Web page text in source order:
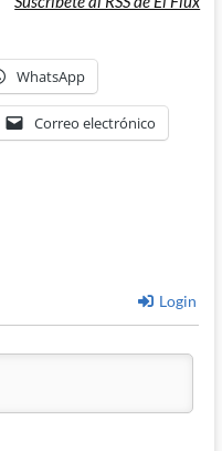
WhatsApp
Correo electrónico
Login